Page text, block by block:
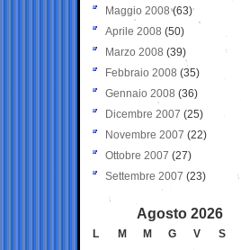
Maggio 2008(63)
Aprile 2008 (50)
Marzo 2008 (39)
Febbraio 2008 (35)
Gennaio 2008 (36)
Dicembre 2007 (25)
Novembre 2007 (22)
Ottobre 2007 (27)
Settembre 2007 (23)
Agosto 2026
L M M G V S